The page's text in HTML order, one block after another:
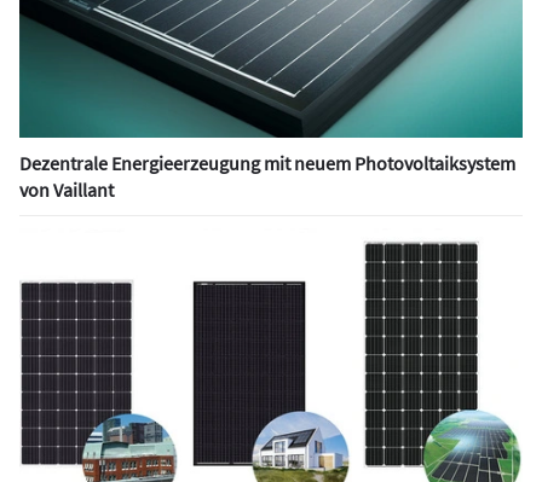
Dezentrale Energieerzeugung mit neuem Photovoltaiksystem
von Vaillant